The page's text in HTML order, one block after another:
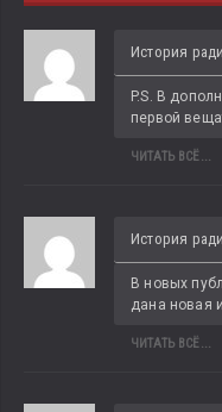
История
P.S. В
первой
ЧИТАТЬ ВСЁ...
История
В новых
дана новая
ЧИТАТЬ ВСЁ...